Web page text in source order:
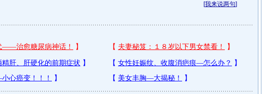
[我来说两句]